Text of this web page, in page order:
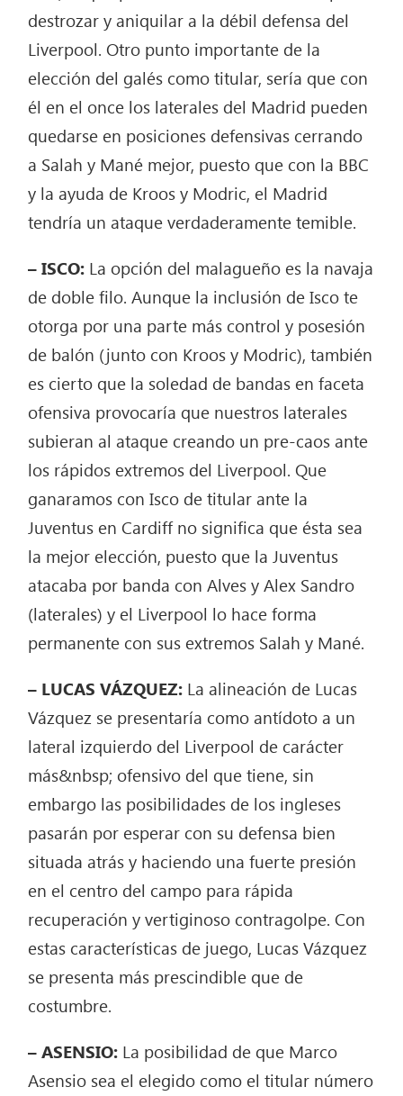
destrozar y aniquilar a la débil defensa del
Liverpool. Otro punto importante de la
elección del galés como titular, sería que con
él en el once los laterales del Madrid pueden
quedarse en posiciones defensivas cerrando
a Salah y Mané mejor, puesto que con la BBC
y la ayuda de Kroos y Modric, el Madrid
tendría un ataque verdaderamente temible.
– ISCO: La opción del malagueño es la navaja
de doble filo. Aunque la inclusión de Isco te
otorga por una parte más control y posesión
de balón (junto con Kroos y Modric), también
es cierto que la soledad de bandas en faceta
ofensiva provocaría que nuestros laterales
subieran al ataque creando un pre-caos ante
los rápidos extremos del Liverpool. Que
ganaramos con Isco de titular ante la
Juventus en Cardiff no significa que ésta sea
la mejor elección, puesto que la Juventus
atacaba por banda con Alves y Alex Sandro
(laterales) y el Liverpool lo hace forma
permanente con sus extremos Salah y Mané.
– LUCAS VÁZQUEZ: La alineación de Lucas
Vázquez se presentaría como antídoto a un
lateral izquierdo del Liverpool de carácter
más&nbsp; ofensivo del que tiene, sin
embargo las posibilidades de los ingleses
pasarán por esperar con su defensa bien
situada atrás y haciendo una fuerte presión
en el centro del campo para rápida
recuperación y vertiginoso contragolpe. Con
estas características de juego, Lucas Vázquez
se presenta más prescindible que de
costumbre.
– ASENSIO: La posibilidad de que Marco
Asensio sea el elegido como el titular número